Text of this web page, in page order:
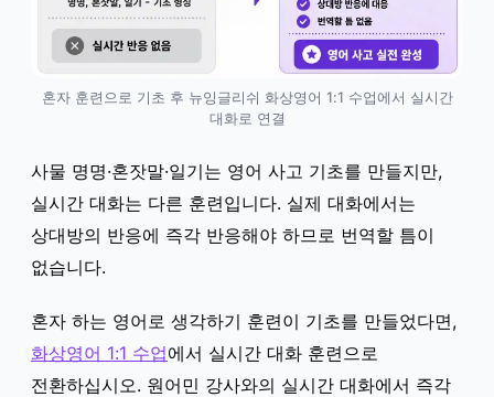
혼자 훈련으로 기초 후 뉴잉글리쉬 화상영어 1:1 수업에서 실시간
대화로 연결
사물 명명·혼잣말·일기는 영어 사고 기초를 만들지만,
실시간 대화는 다른 훈련입니다. 실제 대화에서는
상대방의 반응에 즉각 반응해야 하므로 번역할 틈이
없습니다.
혼자 하는 영어로 생각하기 훈련이 기초를 만들었다면,
화상영어 1:1 수업에서 실시간 대화 훈련으로
전환하십시오. 원어민 강사와의 실시간 대화에서 즉각